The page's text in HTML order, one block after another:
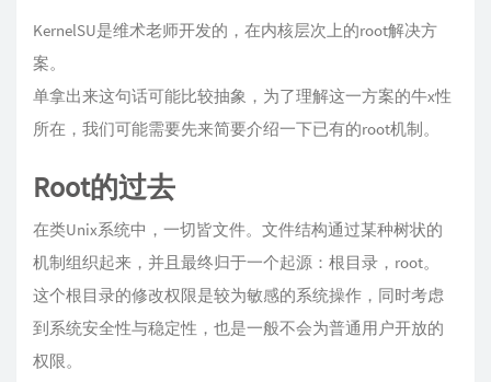
KernelSU是维术老师开发的，在内核层次上的root解决方
案。
单拿出来这句话可能比较抽象，为了理解这一方案的牛x性
所在，我们可能需要先来简要介绍一下已有的root机制。
Root的过去
在类Unix系统中，一切皆文件。文件结构通过某种树状的
机制组织起来，并且最终归于一个起源：根目录，root。
这个根目录的修改权限是较为敏感的系统操作，同时考虑
到系统安全性与稳定性，也是一般不会为普通用户开放的
权限。